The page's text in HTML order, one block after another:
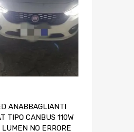
ANABBAGLIANTI
TIPO CANBUS 110W
NO ERRORE